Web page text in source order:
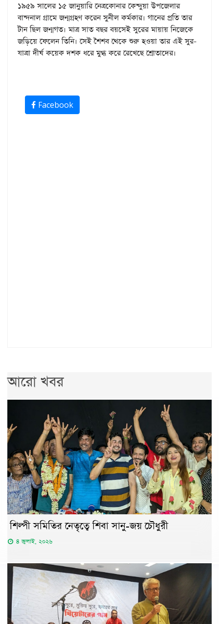
১৯৫৯ সালের ১৫ জানুয়ারি নেত্রকোনার কেন্দুয়া উপজেলার
বান্দনাল গ্রামে জন্মগ্রহণ করেন সুনীল কর্মকার। গানের প্রতি তার
টান ছিল জন্মগত। মাত্র সাত বছর বয়সেই সুরের মায়ায় নিজেকে
জড়িয়ে ফেলেন তিনি। সেই শৈশব থেকে শুরু হওয়া তার এই সুর-
যাত্রা দীর্ঘ কয়েক দশক ধরে মুগ্ধ করে রেখেছে শ্রোতাদের।
Facebook
আরো খবর
শিল্পী সমিতির নেতৃত্বে শিবা সানু-জয় চৌধুরী
৪ জুলাই, ২০২৬